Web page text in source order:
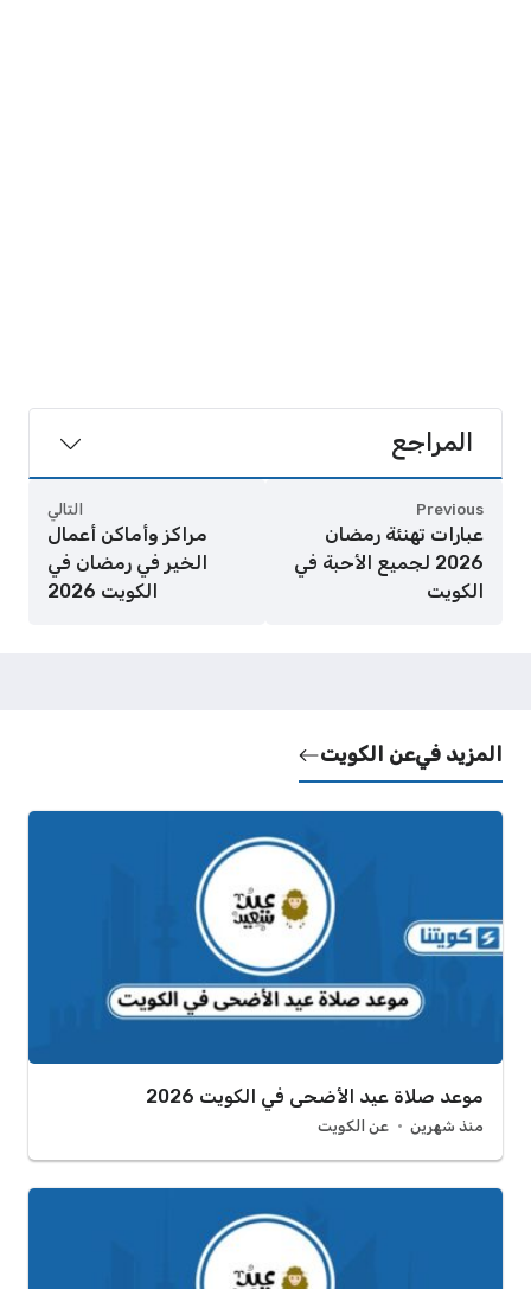
المراجع
Previous
عبارات تهنئة رمضان
2026 لجميع الأحبة في
الكويت
التالي
مراكز وأماكن أعمال
الخير في رمضان في
الكويت 2026
المزيد فيعن الكويت
موعد صلاة عيد الأضحى في الكويت 2026
منذ شهرين عن الكويت